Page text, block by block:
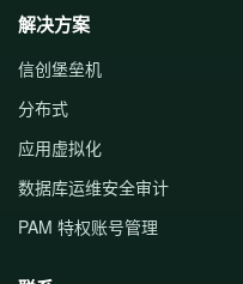
解决方案
信创堡垒机
分布式
应用虚拟化
数据库运维安全审计
PAM 特权账号管理